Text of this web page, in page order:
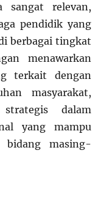
sangat relevan,
pendidik yang
berbagai tingkat
menawarkan
terkait dengan
masyarakat,
dalam
yang mampu
bidang masing-